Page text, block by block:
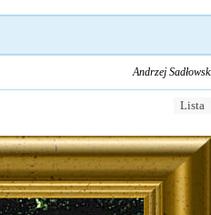
Andrzej
Lista